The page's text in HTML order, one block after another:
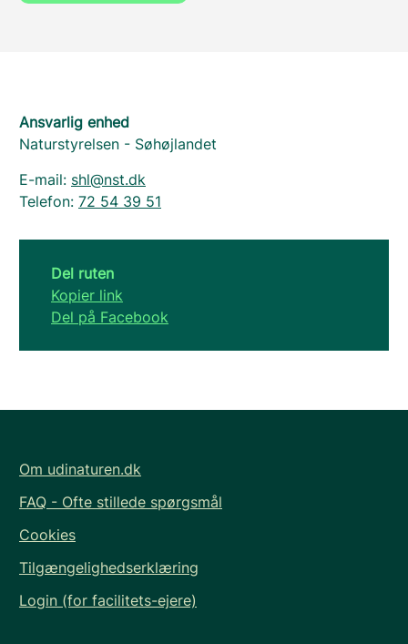
Ansvarlig enhed
Naturstyrelsen - Søhøjlandet
E-mail: shl@nst.dk
Telefon: 72 54 39 51
Del ruten
Kopier link
Del på Facebook
Om udinaturen.dk
FAQ - Ofte stillede spørgsmål
Cookies
Tilgængelighedserklæring
Login (for facilitets-ejere)